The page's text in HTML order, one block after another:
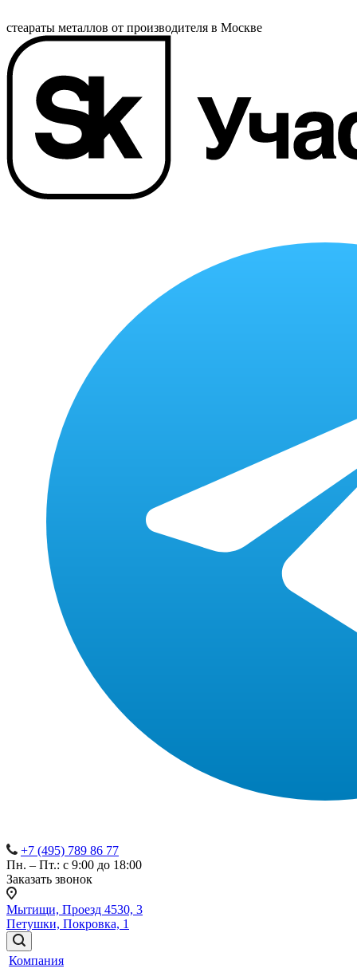
стеараты металлов от производителя в Москве
+7 (495) 789 86 77
Пн. – Пт.: с 9:00 до 18:00
Заказать звонок
Мытищи, Проезд 4530, 3
Петушки, Покровка, 1
Компания